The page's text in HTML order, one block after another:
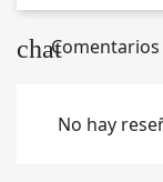
chatComentarios
No hay